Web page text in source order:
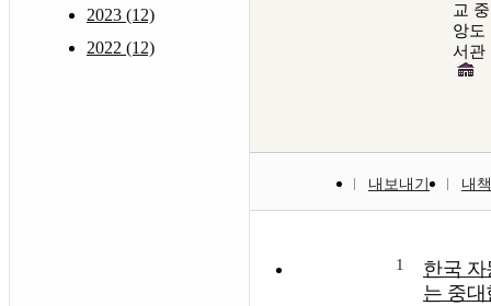
2023 (12)
2022 (12)
교 중
앙도
서관
내보내기 내
1
한국
는 중대